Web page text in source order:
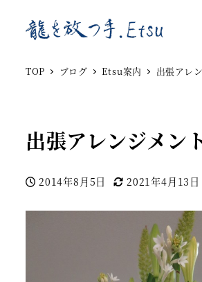
TOP ブログ Etsu案内 出張アレ
出張アレンジメン
投稿日
2014年8月5日
更新日
2021年4月13日